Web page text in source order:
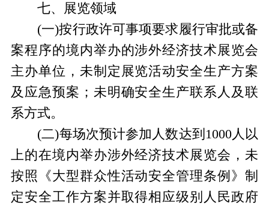
七、展览领域
(一)按行政许可事项要求履行审批或备
案程序的境内举办的涉外经济技术展览会
主办单位，未制定展览活动安全生产方案
及应急预案；未明确安全生产联系人及联
系方式。
(二)每场次预计参加人数达到1000人以
上的在境内举办涉外经济技术展览会，未
按照《大型群众性活动安全管理条例》制
定安全工作方案并取得相应级别人民政府